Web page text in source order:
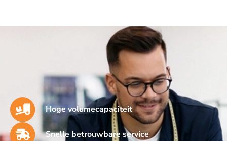
Hoge volumecapaciteit
Snelle betrouwbare service